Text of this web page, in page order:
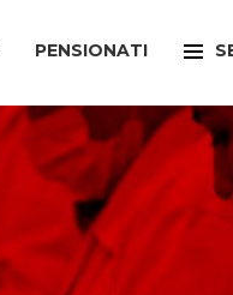
PENSIONATI
CAAF